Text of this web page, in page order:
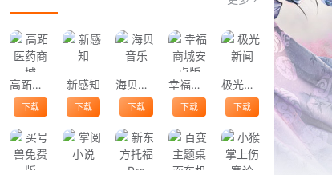
高跖医药商城
下载
新感知
下载
海贝音乐
下载
幸福商城安卓版
下载
极光新闻
下载